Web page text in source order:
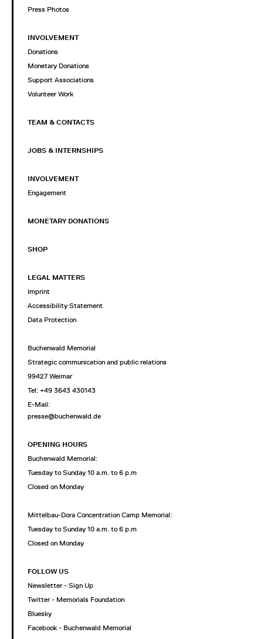
Press Photos
INVOLVEMENT
Donations
Monetary Donations
Support Associations
Volunteer Work
TEAM & CONTACTS
JOBS & INTERNSHIPS
INVOLVEMENT
Engagement
MONETARY DONATIONS
SHOP
LEGAL MATTERS
Imprint
Accessibility Statement
Data Protection
Buchenwald Memorial
Strategic communication and public relations
99427 Weimar
Tel: +49 3643 430143
E-Mail:
presse@buchenwald.de
OPENING HOURS
Buchenwald Memorial:
Tuesday to Sunday 10 a.m. to 6 p.m
Closed on Monday
Mittelbau-Dora Concentration Camp Memorial:
Tuesday to Sunday 10 a.m. to 6 p.m
Closed on Monday
FOLLOW US
Newsletter - Sign Up
Twitter - Memorials Foundation
Bluesky
Facebook - Buchenwald Memorial